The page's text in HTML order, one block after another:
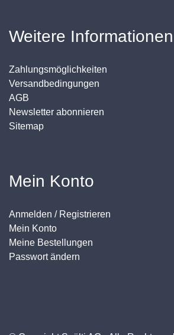
Weitere Informationen
Zahlungsmöglichkeiten
Versandbedingungen
AGB
Newsletter abonnieren
Sitemap
Mein Konto
Anmelden / Registrieren
Mein Konto
Meine Bestellungen
Passwort ändern